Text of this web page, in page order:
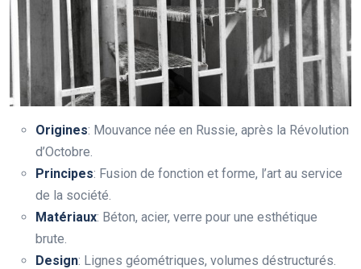
Origines: Mouvance née en Russie, après la Révolution
d’Octobre.
Principes: Fusion de fonction et forme, l’art au service
de la société.
Matériaux: Béton, acier, verre pour une esthétique
brute.
Design: Lignes géométriques, volumes déstructurés.